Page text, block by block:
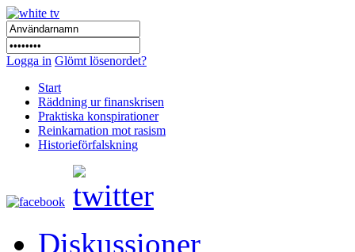
Logga in Glömt lösenordet?
Start
Räddning ur finanskrisen
Praktiska konspirationer
Reinkarnation mot rasism
Historieförfalskning
Diskussioner